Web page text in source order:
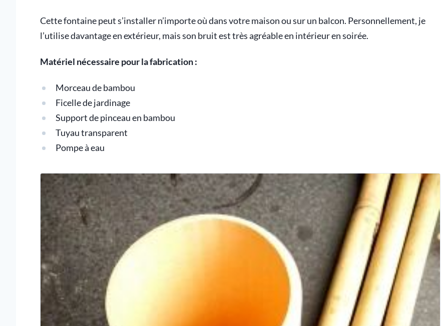
Cette fontaine peut s’installer n’importe où dans votre maison ou sur un balcon. Personnellement, je
l’utilise davantage en extérieur, mais son bruit est très agréable en intérieur en soirée.
Matériel nécessaire pour la fabrication :
Morceau de bambou
Ficelle de jardinage
Support de pinceau en bambou
Tuyau transparent
Pompe à eau